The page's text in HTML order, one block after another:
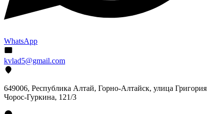
WhatsApp
kvlad5@gmail.com
649006, Республика Алтай, Горно-Алтайск, улица Григория
Чорос-Гуркина, 121/3